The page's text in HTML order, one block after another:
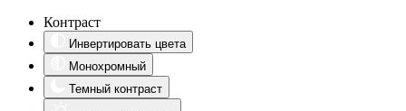
Контраст
Инвертировать цвета
Монохромный
Темный контраст